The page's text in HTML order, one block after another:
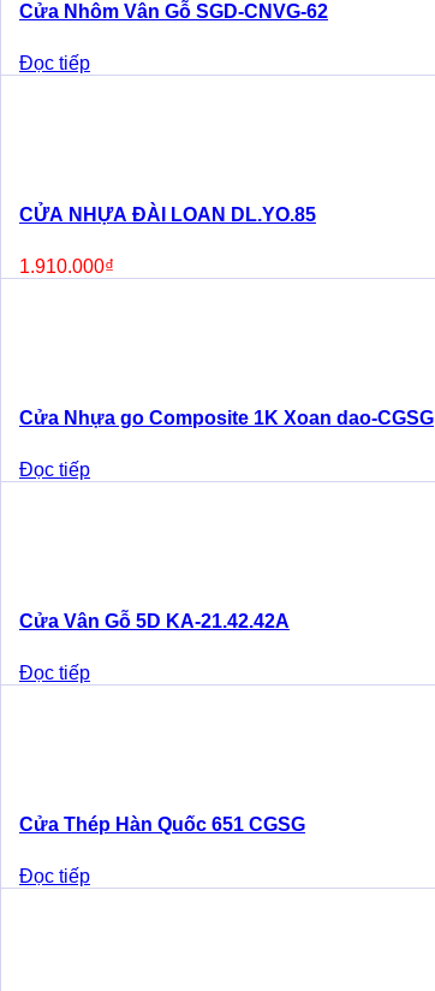
Cửa Nhôm Vân Gỗ SGD-CNVG-62
Đọc tiếp
CỬA NHỰA ĐÀI LOAN DL.YO.85
1.910.000₫
Cửa Nhựa go Composite 1K Xoan dao-CGSG
Đọc tiếp
Cửa Vân Gỗ 5D KA-21.42.42A
Đọc tiếp
Cửa Thép Hàn Quốc 651 CGSG
Đọc tiếp